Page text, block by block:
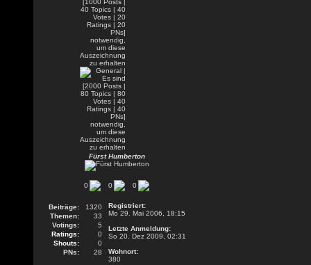
Fürst Humberton
0 0 0
Beiträge:
1320
Themen:
33
Votings:
5
Ratings:
0
Shouts:
0
PNs:
28
Registriert:
Mo 29. Mai 2006, 18:15
Letzte Anmeldung:
So 20. Dez 2009, 02:31
Wohnort:
380